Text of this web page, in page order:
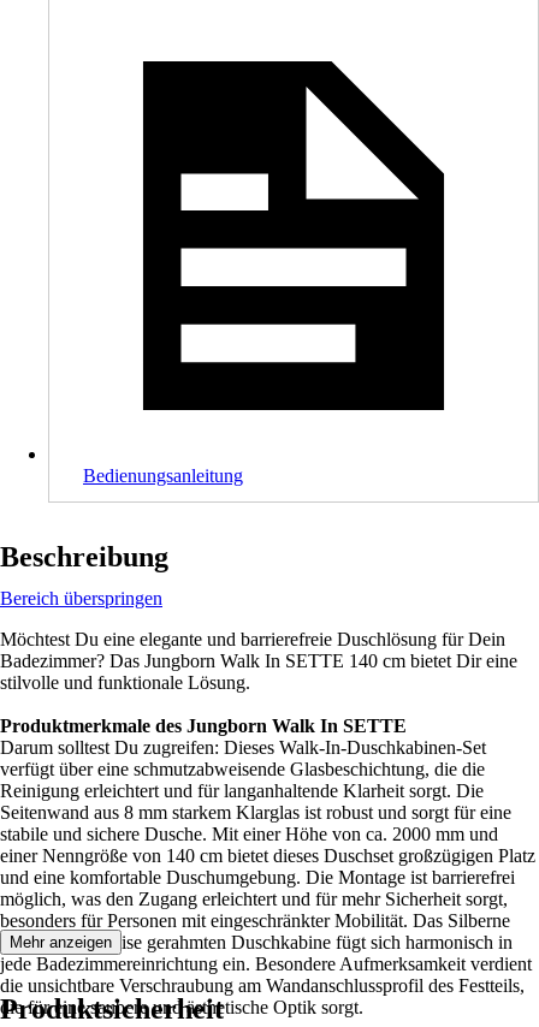
Bedienungsanleitung
Beschreibung
Bereich überspringen
Möchtest Du eine elegante und barrierefreie Duschlösung für Dein
Badezimmer? Das Jungborn Walk In SETTE 140 cm bietet Dir eine
stilvolle und funktionale Lösung.
Produktmerkmale des Jungborn Walk In SETTE
Darum solltest Du zugreifen: Dieses Walk-In-Duschkabinen-Set
verfügt über eine schmutzabweisende Glasbeschichtung, die die
Reinigung erleichtert und für langanhaltende Klarheit sorgt. Die
Seitenwand aus 8 mm starkem Klarglas ist robust und sorgt für eine
stabile und sichere Dusche. Mit einer Höhe von ca. 2000 mm und
einer Nenngröße von 140 cm bietet dieses Duschset großzügigen Platz
und eine komfortable Duschumgebung. Die Montage ist barrierefrei
möglich, was den Zugang erleichtert und für mehr Sicherheit sorgt,
besonders für Personen mit eingeschränkter Mobilität. Das Silberne
Profil der teilweise gerahmten Duschkabine fügt sich harmonisch in
jede Badezimmereinrichtung ein. Besondere Aufmerksamkeit verdient
die unsichtbare Verschraubung am Wandanschlussprofil des Festteils,
die für eine saubere und ästhetische Optik sorgt.
Mehr anzeigen
Produktsicherheit